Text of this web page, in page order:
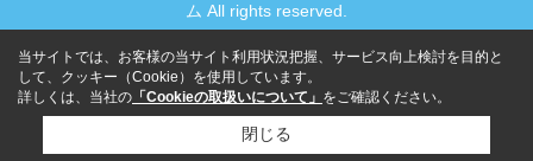
ム All rights reserved.
当サイトでは、お客様の当サイト利用状況把握、サービス向上検討を目的と
して、クッキー（Cookie）を使用しています。
詳しくは、当社の 「Cookieの取扱いについて」 をご確認ください。
閉じる